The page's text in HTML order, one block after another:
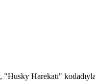
Harekatı" kodadıyla